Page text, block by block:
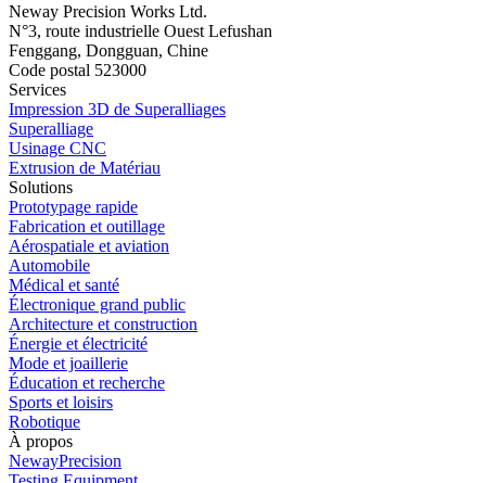
Neway Precision Works Ltd.
N°3, route industrielle Ouest Lefushan
Fenggang, Dongguan, Chine
Code postal 523000
Services
Impression 3D de Superalliages
Superalliage
Usinage CNC
Extrusion de Matériau
Solutions
Prototypage rapide
Fabrication et outillage
Aérospatiale et aviation
Automobile
Médical et santé
Électronique grand public
Architecture et construction
Énergie et électricité
Mode et joaillerie
Éducation et recherche
Sports et loisirs
Robotique
À propos
NewayPrecision